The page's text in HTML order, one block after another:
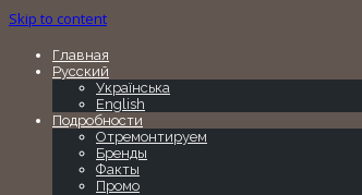
Skip to content
Главная
Русский
Українська
English
Подробности
Отремонтируем
Бренды
Факты
Промо